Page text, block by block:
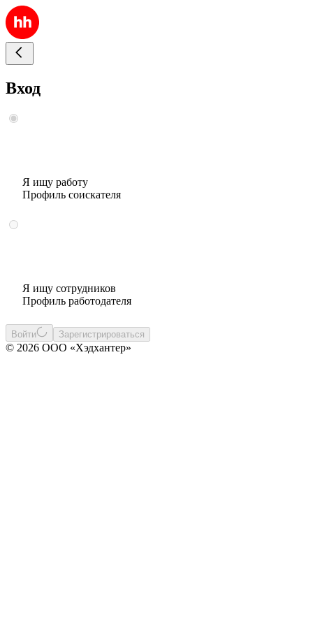
Вход
Я ищу работу
Профиль соискателя
Я ищу сотрудников
Профиль работодателя
Войти Зарегистрироваться
© 2026 ООО «Хэдхантер»